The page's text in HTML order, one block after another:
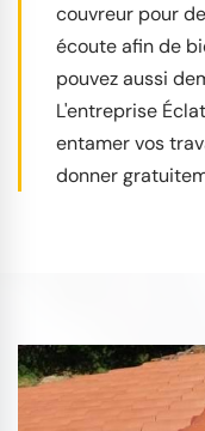
couvreur pour
écoute afin de
pouvez aussi
L'entreprise
entamer vos
donner